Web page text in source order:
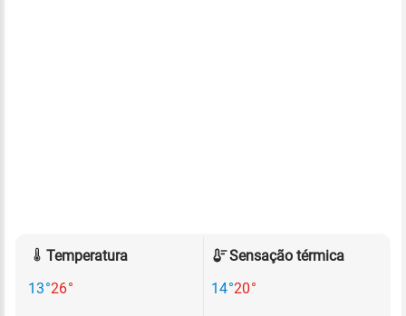
Temperatura
13°26°
Sensação térmica
14°20°